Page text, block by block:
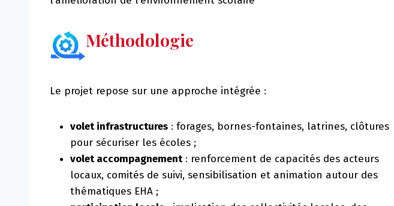
Méthodologie
Le projet repose sur une approche intégrée :
volet infrastructures : forages, bornes-fontaines, latrines, clôtures
pour sécuriser les écoles ;
volet accompagnement: renforcement de capacités des acteurs
locaux, comités de suivi, sensibilisation et animation autour des
thématiques EHA ;